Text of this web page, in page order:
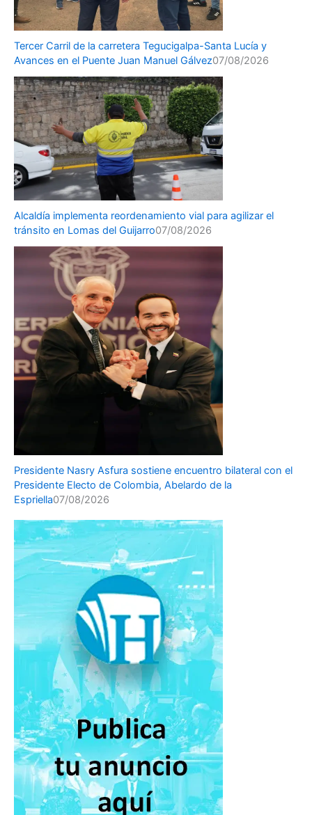
Tercer Carril de la carretera Tegucigalpa-Santa Lucía y
Avances en el Puente Juan Manuel Gálvez07/08/2026
Alcaldía implementa reordenamiento vial para agilizar el
tránsito en Lomas del Guijarro07/08/2026
Presidente Nasry Asfura sostiene encuentro bilateral con el
Presidente Electo de Colombia, Abelardo de la
Espriella07/08/2026